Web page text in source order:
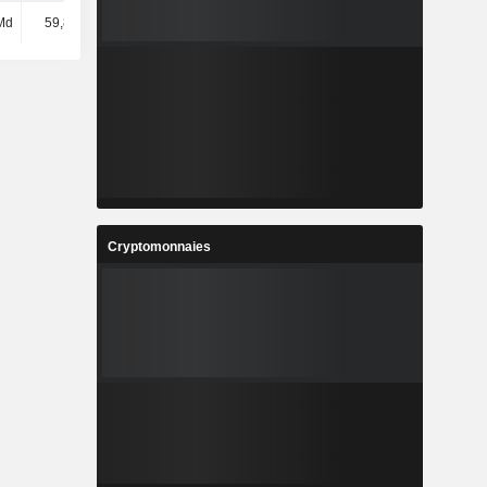
59,81 Md
Cryptomonnaies